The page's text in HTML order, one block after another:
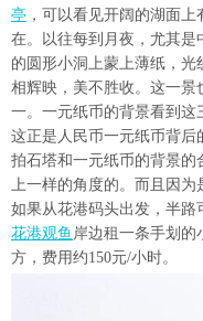
亭 ，可以看见开阔的湖面
在。以往每到月夜，尤其是
的圆形小洞上蒙上薄纸，
相辉映，美不胜收。这一景
一。一元纸币的背景看到这
这正是人民币一元纸币背后
拍石塔和一元纸币的背景的
上一样的角度的。而且因为
如果从花港码头出发，半
花港观鱼 岸边租一条手划的
方，费用约150元/小时。